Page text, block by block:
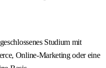
Studium mit
Online-Marketing oder eine